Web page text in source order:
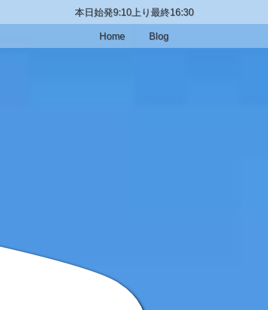
本日始発9:10上り最終16:30
Home Blog